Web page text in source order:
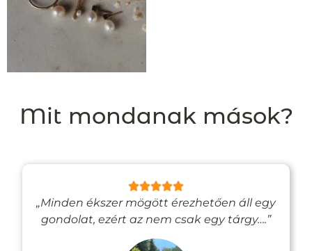
Mit mondanak mások?
„Minden ékszer mögött érezhetően áll egy
gondolat, ezért az nem csak egy tárgy….”